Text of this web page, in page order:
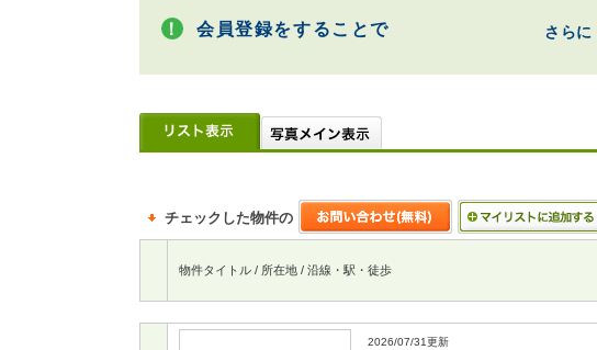
会員登録をすることで さらに
チェックした物件の
物件タイトル / 所在地 / 沿線・駅・徒歩
2026/07/31更新